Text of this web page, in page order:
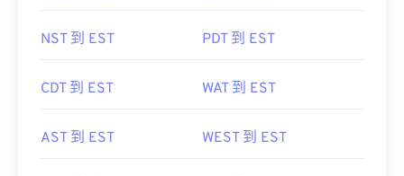
NST 到 EST PDT 到 EST
CDT 到 EST WAT 到 EST
AST 到 EST WEST 到 EST